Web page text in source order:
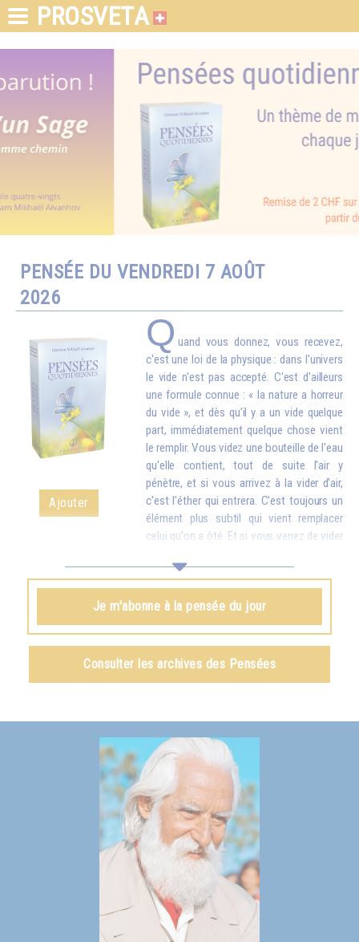
PROSVETA
PENSÉE DU VENDREDI 7 AOÛT
2026
Ajouter
Q uand vous donnez, vous recevez,
c'est une loi de la physique : dans l'univers
le vide n'est pas accepté. C'est d'ailleurs
une formule connue : « la nature a horreur
du vide », et dès qu'il y a un vide quelque
part, immédiatement quelque chose vient
le remplir. Vous videz une bouteille de l'eau
qu'elle contient, tout de suite l'air y
pénètre, et si vous arrivez à la vider d'air,
c'est l'éther qui entrera. C'est toujours un
élément plus subtil qui vient remplacer
celui qu'on a ôté. Et si vous venez de vider
les créatures, quelque chose d'en haut arrive tout de suite pour vous
remplir.
Omraam Mikhaël Aïvanhov
Voir le livreCréation artistique et création spirituelle,
Je m'abonne à la pensée du jour
Consulter les archives des Pensées